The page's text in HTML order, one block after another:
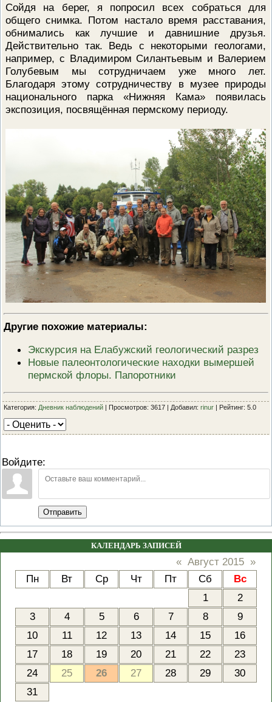
Сойдя на берег, я попросил всех собраться для
общего снимка. Потом настало время расставания,
обнимались как лучшие и давнишние друзья.
Действительно так. Ведь с некоторыми геологами,
например, с Владимиром Силантьевым и Валерием
Голубевым мы сотрудничаем уже много лет.
Благодаря этому сотрудничеству в музее природы
национального парка «Нижняя Кама» появилась
экспозиция, посвящённая пермскому периоду.
Другие похожие материалы:
Экскурсия на Елабужский геологический разрез
Новые палеонтологические находки вымершей
пермской флоры. Папоротники
Категория: Дневник наблюдений | Просмотров: 3617 | Добавил: rinur | Рейтинг: 5.0
Войдите:
Отправить
КАЛЕНДАРЬ ЗАПИСЕЙ
« Август 2015 »
Пн
Вт Ср Чт Пт Сб
Вс
1
2
3
4 5 6 7 8
9
10
11 12 13 14 15
16
17
18 19 20 21 22
23
24
25 26 27 28 29
30
31